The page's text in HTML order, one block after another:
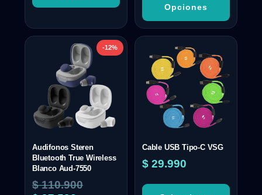
Opciones
-12%
Audifonos Steren
Bluetooth True Wireless
Blanco Aud-7550
$110.900
Cable USB Tipo-C VSG
$ 29.990